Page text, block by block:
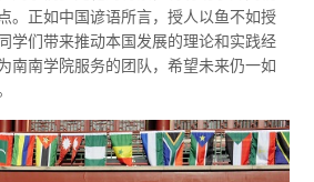
。正如中国谚语所言，授人以鱼不如授
学们带来推动本国发展的理论和实践经
南南学院服务的团队，希望未来仍一如